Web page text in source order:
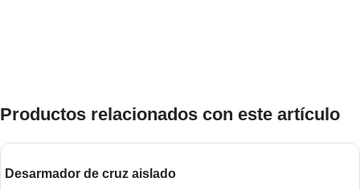
Productos relacionados con este artículo
Desarmador de cruz aislado